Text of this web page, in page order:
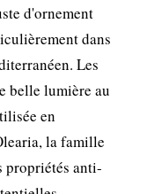
d'ornement
dans
Les
belle lumière au
en
la famille
propriétés anti-